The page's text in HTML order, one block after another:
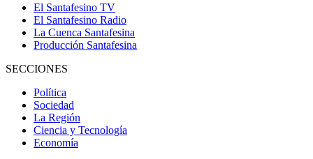
El Santafesino TV
El Santafesino Radio
La Cuenca Santafesina
Producción Santafesina
SECCIONES
Política
Sociedad
La Región
Ciencia y Tecnología
Economía